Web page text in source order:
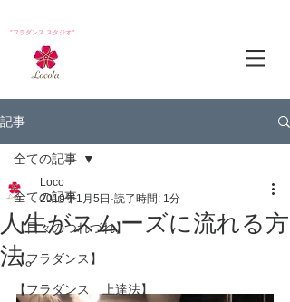
*フラダンス スタジオ*
記事
全ての記事
【日々のつれづれ】
【フラダンス】
【フラダンス 上達法】
全ての記事
人生がスムーズに流れる方
法。
Loco
2019年1月5日 読了時間: 1分